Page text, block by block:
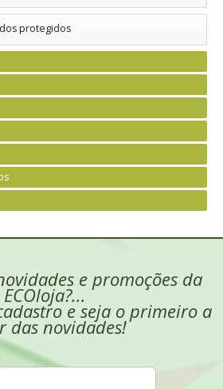
protegidos
e promoções da
ECOloja?...
e seja o primeiro a
das novidades!